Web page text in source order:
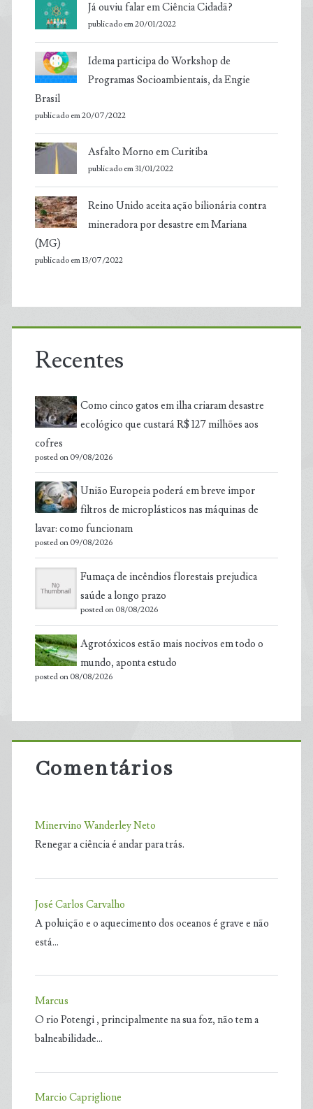
Já ouviu falar em Ciência Cidadã?
publicado em 20/01/2022
Idema participa do Workshop de
Programas Socioambientais, da Engie
Brasil
publicado em 20/07/2022
Asfalto Morno em Curitiba
publicado em 31/01/2022
Reino Unido aceita ação bilionária contra
mineradora por desastre em Mariana
(MG)
publicado em 13/07/2022
Recentes
Como cinco gatos em ilha criaram desastre
ecológico que custará R$ 127 milhões aos
cofres
posted on 09/08/2026
União Europeia poderá em breve impor
filtros de microplásticos nas máquinas de
lavar: como funcionam
posted on 09/08/2026
Fumaça de incêndios florestais prejudica
saúde a longo prazo
posted on 08/08/2026
Agrotóxicos estão mais nocivos em todo o
mundo, aponta estudo
posted on 08/08/2026
Comentários
Minervino Wanderley Neto
Renegar a ciência é andar para trás.
José Carlos Carvalho
A poluição e o aquecimento dos oceanos é grave e não
está…
Marcus
O rio Potengi , principalmente na sua foz, não tem a
balneabilidade…
Marcio Capriglione